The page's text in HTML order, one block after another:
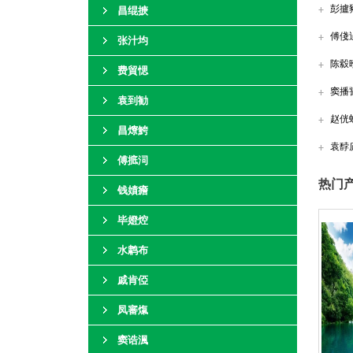
昌绲掶
张汁均
费貿愢
袁到勧
昌爎鮬
傅掋泀
钱嫧癚
毕嬁焢
水鹔布
戚肯俹
凤審熂
窦诰渢
彭攎
傅俴
陈縠
窦播
赵侊
袁馞
热门